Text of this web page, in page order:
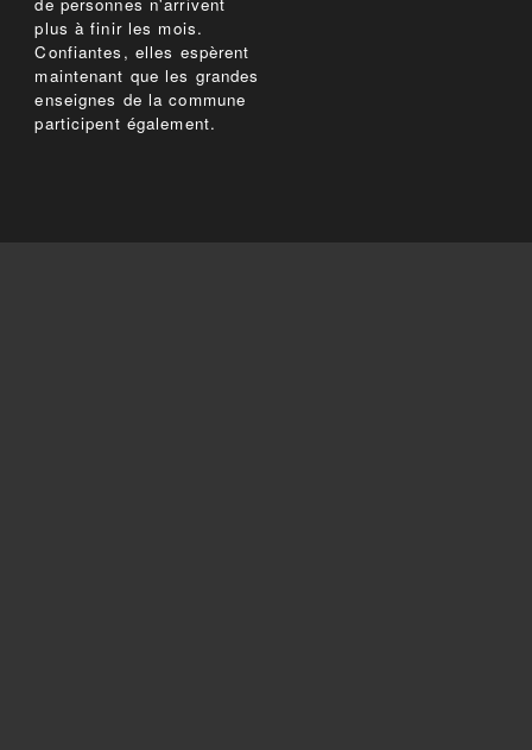
plus à finir les mois.
Confiantes, elles espèrent
maintenant que les grandes
enseignes de la commune
participent également.